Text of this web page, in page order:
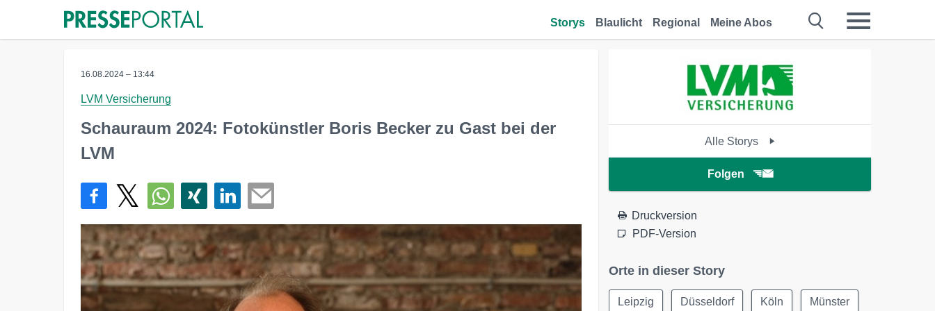
Storys Blaulicht Regional Meine Abos
16.08.2024 – 13:44
LVM Versicherung
Schauraum 2024: Fotokünstler Boris Becker zu Gast bei der
LVM
Alle Storys
Folgen
Druckversion
PDF-Version
Orte in dieser Story
Leipzig Düsseldorf Köln Münster